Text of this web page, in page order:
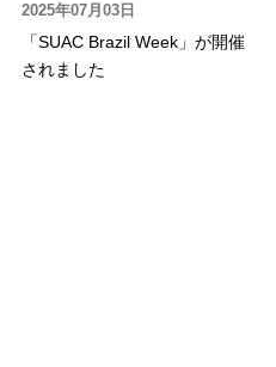
2025年07月03日
「SUAC Brazil Week」が開催
されました